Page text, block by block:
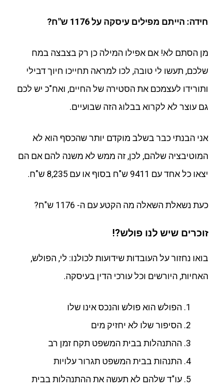
חידה: הייתם מפילים עיסקה על 1176 ש"ח?
מן הסתם לא! אם אפילו המילה כן רק בצבצה במח
שלכם, תעשו לי טובה, לכו למראה תחייכו חיוך דבילי
ותורידו לעצמכם את הסטירה של החיים, ואח"כ יש לכם
גם עוצר לא לקרוא בבלוג הזה שבועיים.
אני הבנתי כבר בשלב מוקדם יותר שהכסף הוא לא
המוטיבציה שלהם, לכן, זה ממש לא משנה להם אם הם
יצאו כל אחד עם 9411 ש"ח בסוף או עם 8,235 ש"ח.
כעת נשאלת השאלה מה הקטע עם ה- 1176 ש"ח?
זוכרים שיש לנו פולש?!
בואו נחזור על העובדות שידועות לכולנו: לי, הפולש,
האחיות, היורשים וכל עורכי הדין בעיסקה.
הפולש הוא פולש והנכס אינו שלו
הסיפור שלו לא יחזיק מים
ההתנהלות בבית המשפט תקח זמן רב
התנהות בבית המשפט תגרור עלויות
עו"ד שלהם לא תעשה את ההתנהלות בבית